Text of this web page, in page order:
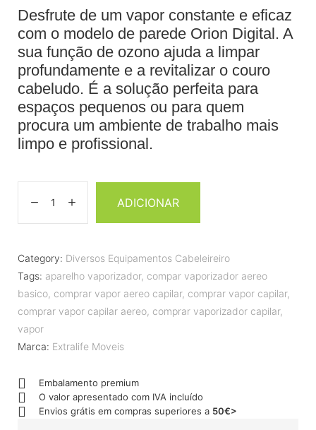
Desfrute de um vapor constante e eficaz
com o modelo de parede Orion Digital. A
sua função de ozono ajuda a limpar
profundamente e a revitalizar o couro
cabeludo. É a solução perfeita para
espaços pequenos ou para quem
procura um ambiente de trabalho mais
limpo e profissional.
ADICIONAR
Category: Diversos Equipamentos Cabeleireiro
Tags: aparelho vaporizador, compar vaporizador aereo
basico, comprar vapor aereo capilar, comprar vapor capilar,
comprar vapor capilar aereo, comprar vaporizador capilar,
vapor
Marca: Extralife Moveis
Embalamento premium
O valor apresentado com IVA incluído
Envios grátis em compras superiores a 50€>